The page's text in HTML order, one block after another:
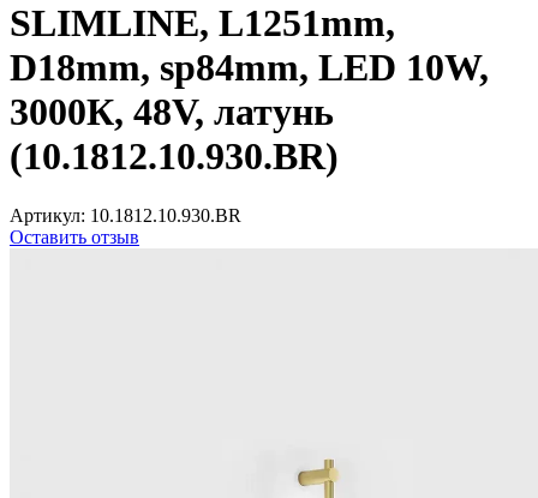
SLIMLINE, L1251mm,
D18mm, sp84mm, LED 10W,
3000К, 48V, латунь
(10.1812.10.930.BR)
Артикул: 10.1812.10.930.BR
Оставить отзыв